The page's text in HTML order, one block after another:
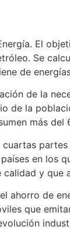
El
Se
de
de la
de la
más del
en los
y
ahorro de
que